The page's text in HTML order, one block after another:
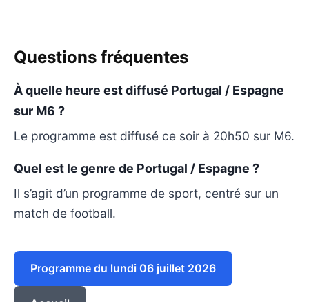
Questions fréquentes
À quelle heure est diffusé Portugal / Espagne
sur M6 ?
Le programme est diffusé ce soir à 20h50 sur M6.
Quel est le genre de Portugal / Espagne ?
Il s’agit d’un programme de sport, centré sur un
match de football.
Programme du lundi 06 juillet 2026